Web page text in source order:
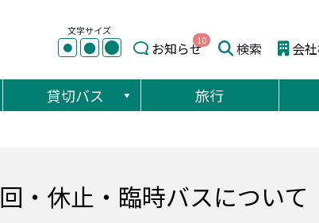
文字サイズ
● ● ● お知らせ10 検索 会
貸切バス 旅行
・休止・臨時バスについて